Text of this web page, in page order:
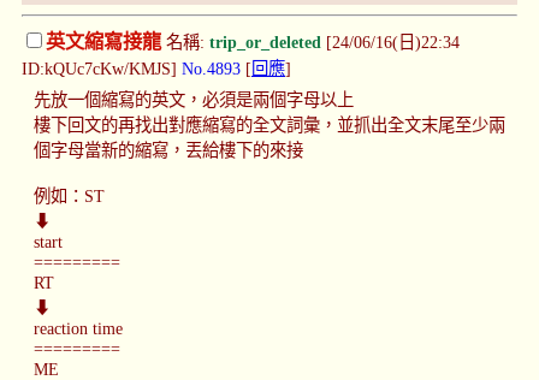
英文縮寫接龍 名稱: trip_or_deleted [24/06/16(日)22:34
ID:kQUc7cKw/KMJS] No.4893 [ 回應]
先放一個縮寫的英文，必須是兩個字母以上
樓下回文的再找出對應縮寫的全文詞彙，並抓出全文末尾至少兩
個字母當新的縮寫，丟給樓下的來接
例如：ST
⬇
start
=========
RT
⬇
reaction time
=========
ME